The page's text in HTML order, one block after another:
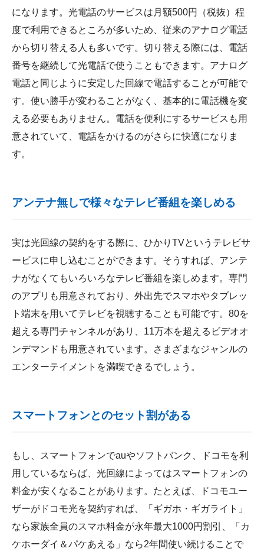
になります。光電話のサービスは月額500円（税抜）程
度で利用できるところが多いため、従来のアナログ電話
から切り替える人も多いです。切り替える際には、電話
番号を継続して光電話で使うこともできます。アナログ
電話と同じように安定した回線で電話することが可能で
す。使い勝手が変わることがなく、基本的に電話機を変
える必要もありません。電話を便利にするサービスも用
意されていて、電話をかけるのがさらに快適になりま
す。
アンテナ無しで様々なテレビ番組を楽しめる
実は光回線の契約をする際に、ひかりTVというテレビサ
ービスに申し込むことができます。そうすれば、アンテ
ナがなくてもいろいろなテレビ番組を楽しめます。専門
のアプリも用意されており、外出先でスマホやタブレッ
ト端末を用いてテレビを視聴することも可能です。80を
超える専門チャンネルがあり、11万本を超えるビデオオ
ンデマンドも用意されています。さまざまなジャンルの
エンターテイメントを満喫できるでしょう。
スマートフォンとのセット割がある
もし、スマートフォンでauやソフトバンク、ドコモを利
用しているならば、光回線によってはスマートフォンの
料金が安くなることがあります。たとえば、ドコモユー
ザーがドコモ光を契約すれば、「ギガホ・ギガライト」
なら家族全員のスマホ料金が永年最大1000円割引、「カ
ケホーダイ＆パケあえる」なら2年間使い続けることで